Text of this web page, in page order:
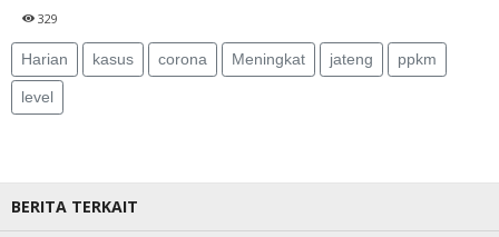
329
Harian kasus corona Meningkat jateng ppkm
level
BERITA TERKAIT